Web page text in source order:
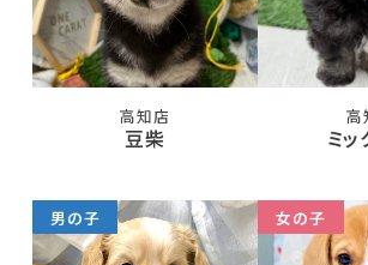
高知店
豆柴
高
ミッ
男の子 女の子